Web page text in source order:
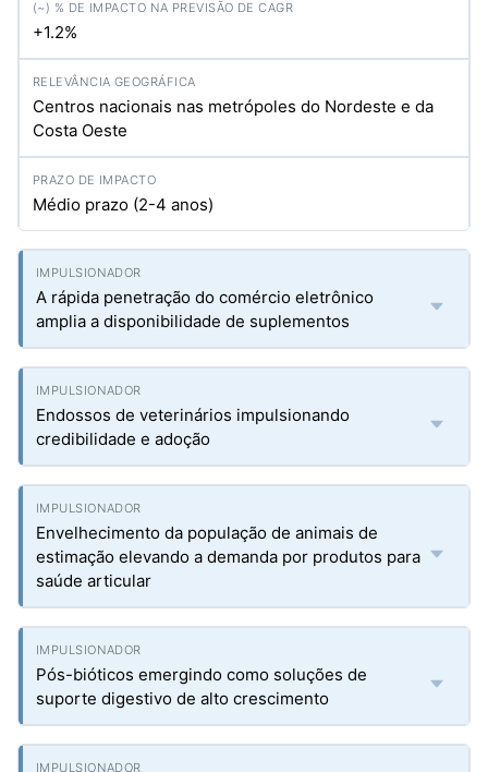
+1.2%
Centros nacionais nas metrópoles do Nordeste e da
Costa Oeste
Médio prazo (2-4 anos)
A rápida penetração do comércio eletrônico
amplia a disponibilidade de suplementos
Endossos de veterinários impulsionando
credibilidade e adoção
Envelhecimento da população de animais de
estimação elevando a demanda por produtos para
saúde articular
Pós-bióticos emergindo como soluções de
suporte digestivo de alto crescimento